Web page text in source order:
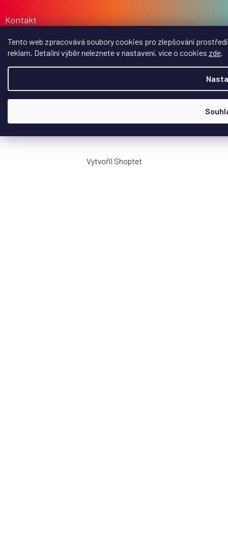
Tento web zpracovává soubory cookies pro zlepšování
reklam. Detailní výběr neleznete v nastavení, více o cookies zde
Kontakt
info@p-t.store
Perfect Things na FB
perfect_things_cz
Vytvořil Shoptet
Upravit nastavení cookies